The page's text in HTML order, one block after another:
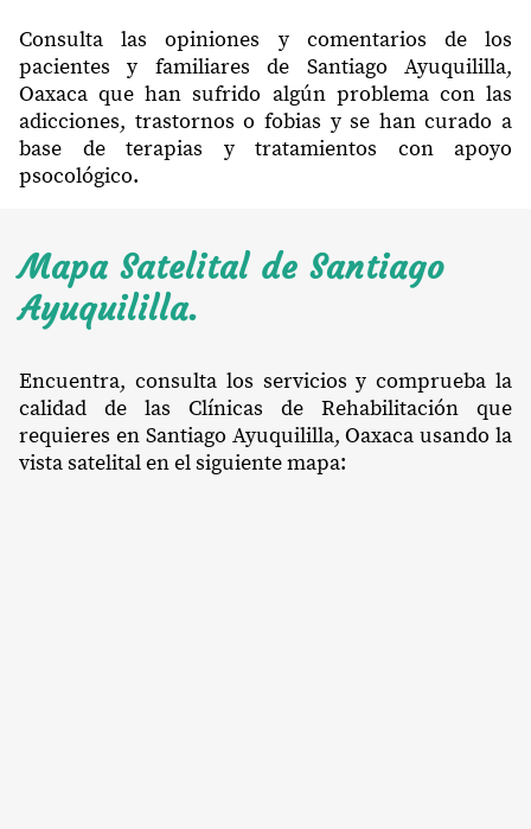
Consulta las opiniones y comentarios de los
pacientes y familiares de Santiago Ayuquililla,
Oaxaca que han sufrido algún problema con las
adicciones, trastornos o fobias y se han curado a
base de terapias y tratamientos con apoyo
psocológico.
Mapa Satelital de Santiago
Ayuquililla.
Encuentra, consulta los servicios y comprueba la
calidad de las Clínicas de Rehabilitación que
requieres en Santiago Ayuquililla, Oaxaca usando la
vista satelital en el siguiente mapa: